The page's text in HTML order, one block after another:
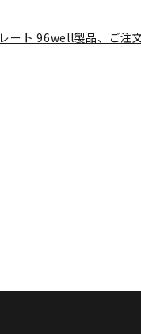
ート 96well製品、ご注